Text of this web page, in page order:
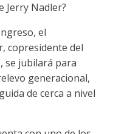
Jerry Nadler?
el
copresidente del
se jubilará para
generacional,
de cerca a nivel